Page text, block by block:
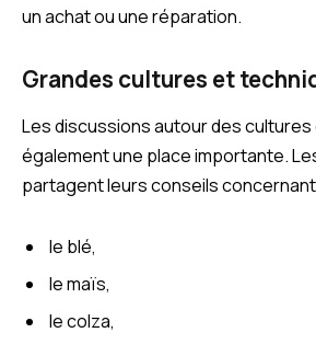
un achat ou une réparation.
Grandes cultures et
Les discussions autour des
également une place importante.
partagent leurs conseils
le blé,
le maïs,
le colza,